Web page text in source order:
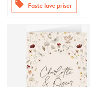
offers Faste lave priser